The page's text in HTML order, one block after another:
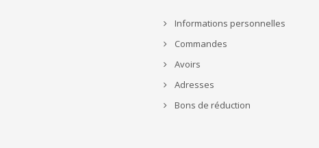
Informations personnelles
Commandes
Avoirs
Adresses
Bons de réduction